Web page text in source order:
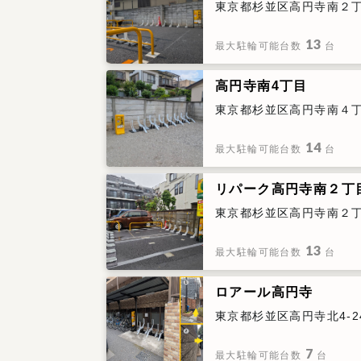
東京都杉並区高円寺南２
最大駐輪可能台数 13 台
高円寺南4丁目
東京都杉並区高円寺南４
最大駐輪可能台数 14 台
リパーク高円寺南２丁
東京都杉並区高円寺南２
最大駐輪可能台数 13 台
ロアール高円寺
東京都杉並区高円寺北4-
最大駐輪可能台数 7 台